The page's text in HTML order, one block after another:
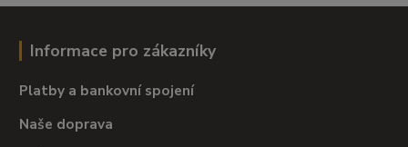
Informace pro zákazníky
Platby a bankovní spojení
Naše doprava